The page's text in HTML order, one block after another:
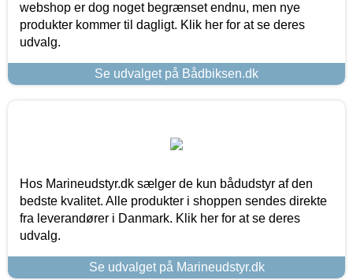
webshop er dog noget begrænset endnu, men nye
produkter kommer til dagligt. Klik her for at se deres
udvalg.
Se udvalget på Bådbiksen.dk
Hos Marineudstyr.dk sælger de kun bådudstyr af den
bedste kvalitet. Alle produkter i shoppen sendes direkte
fra leverandører i Danmark. Klik her for at se deres
udvalg.
Se udvalget på Marineudstyr.dk